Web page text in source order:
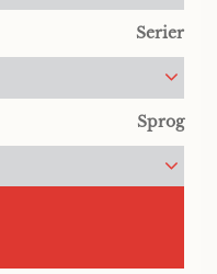
Serier
Sprog